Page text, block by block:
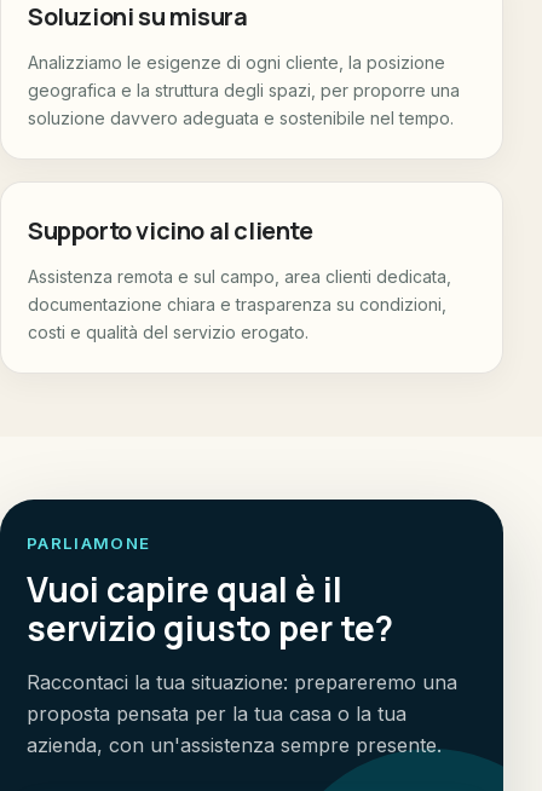
Soluzioni su misura
Analizziamo le esigenze di ogni cliente, la posizione
geografica e la struttura degli spazi, per proporre una
soluzione davvero adeguata e sostenibile nel tempo.
Supporto vicino al cliente
Assistenza remota e sul campo, area clienti dedicata,
documentazione chiara e trasparenza su condizioni,
costi e qualità del servizio erogato.
PARLIAMONE
Vuoi capire qual è il
servizio giusto per te?
Raccontaci la tua situazione: prepareremo una
proposta pensata per la tua casa o la tua
azienda, con un'assistenza sempre presente.